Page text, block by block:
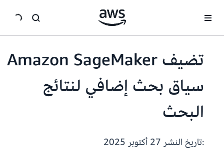
تضيف Amazon SageMaker
سياق بحث إضافي لنتائج
البحث
:تاريخ النشر